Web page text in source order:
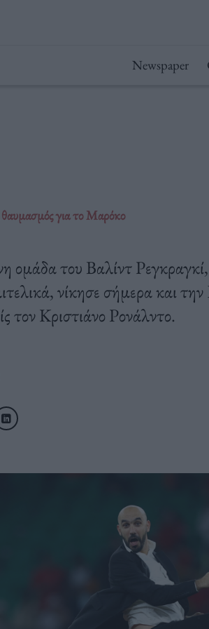
Newspaper
για το Μαρόκο
ομάδα του Βαλίντ
νίκησε σήμερα και
τον Κριστιάνο Ρονάλντο.